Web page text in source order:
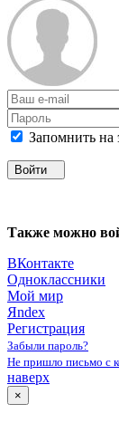
Запомнить на
Войти
Также можно
ВКонтакте
Одноклассники
Мой мир
Яndex
Регистрация
Забыли пароль?
Не пришло письмо с
наверх
×